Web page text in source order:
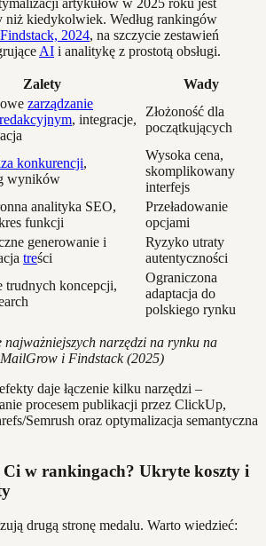
artykułów w 2025 roku jest
niż kiedykolwiek. Według rankingów
Findstack, 2024, na szczycie zestawień
AI i analitykę z prostotą obsługi.
Zalety Wady
zarządzanie
, integracje,
Złożoność dla
początkujących
konkurencji,
wyników
Wysoka cena,
skomplikowany
interfejs
analityka SEO,
funkcji
Przeładowanie
opcjami
generowanie i
treści
Ryzyko utraty
autentyczności
trudnych koncepcji,
Ograniczona
adaptacja do
polskiego rynku
narzędzi na rynku na
i Findstack (2025)
daje łączenie kilku narzędzi –
procesem publikacji przez ClickUp,
Semrush oraz optymalizacja semantyczna
Ci w rankingach? Ukryte koszty i
drugą stronę medalu. Warto wiedzieć: